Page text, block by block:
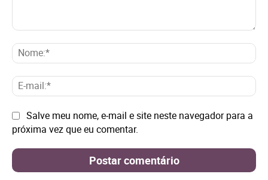
E-
Site: Salve meu nome, e-mail e site neste navegador para a
próxima vez que eu comentar.